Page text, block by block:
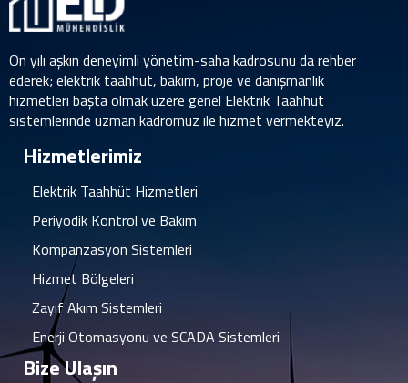
On yılı aşkın deneyimli yönetim-saha kadrosunu da rehber
ederek; elektrik taahhüt, bakım, proje ve danışmanlık
hizmetleri başta olmak üzere genel Elektrik Taahhüt
sistemlerinde uzman kadromuz ile hizmet vermekteyiz.
Hizmetlerimiz
Elektrik Taahhüt Hizmetleri
Periyodik Kontrol ve Bakım
Kompanzasyon Sistemleri
Hizmet Bölgeleri
Zayıf Akım Sistemleri
Enerji Otomasyonu ve SCADA Sistemleri
Bize Ulaşın